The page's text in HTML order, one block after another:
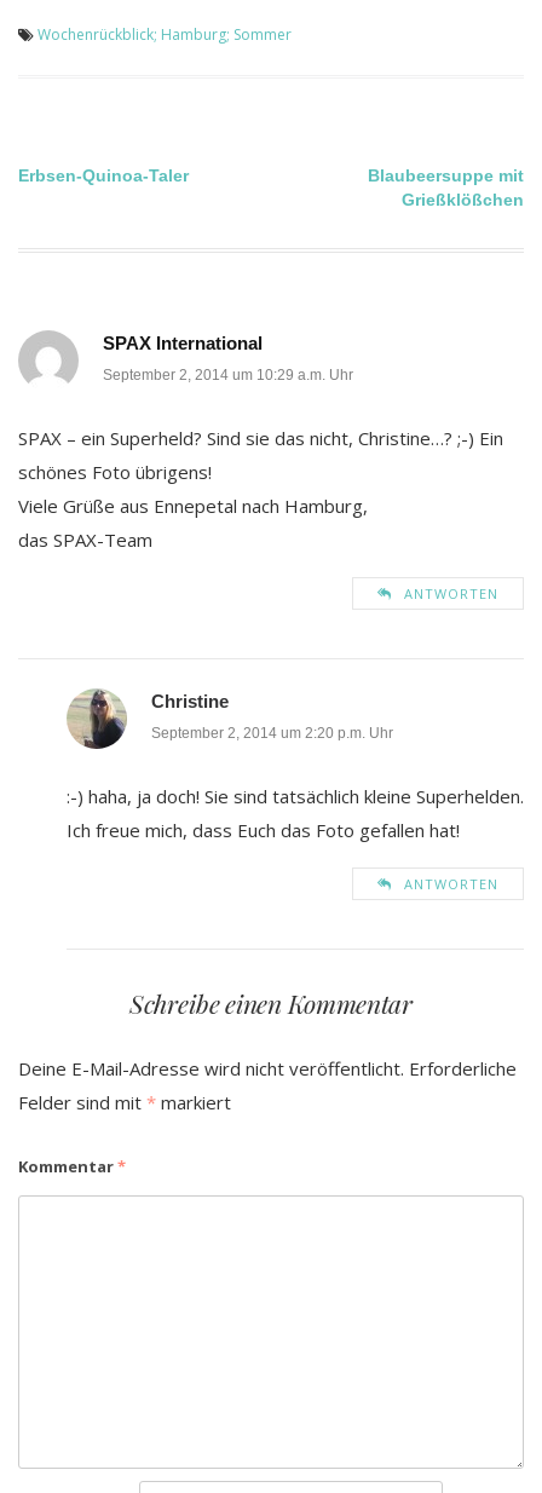
Wochenrückblick; Hamburg; Sommer
Beitragsnavigation
Erbsen-Quinoa-Taler
Blaubeersuppe mit
Grießklößchen
SPAX International
September 2, 2014 um 10:29 a.m. Uhr
SPAX – ein Superheld? Sind sie das nicht, Christine…? ;-) Ein
schönes Foto übrigens!
Viele Grüße aus Ennepetal nach Hamburg,
das SPAX-Team
ANTWORTEN
Christine
September 2, 2014 um 2:20 p.m. Uhr
:-) haha, ja doch! Sie sind tatsächlich kleine Superhelden.
Ich freue mich, dass Euch das Foto gefallen hat!
ANTWORTEN
Schreibe einen Kommentar
Deine E-Mail-Adresse wird nicht veröffentlicht. Erforderliche
Felder sind mit * markiert
Kommentar*